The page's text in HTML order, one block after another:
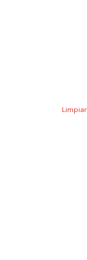
Limpiar